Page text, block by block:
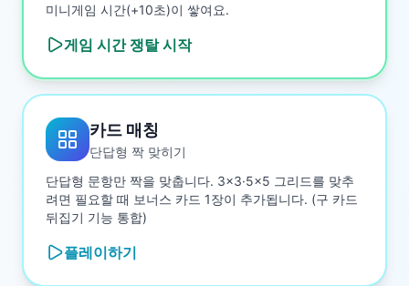
미니게임 시간(+10초)이 쌓여요.
게임 시간 쟁탈시작
카드 매칭
단답형 짝 맞히기
단답형 문항만 짝을 맞춥니다. 3×3·5×5 그리드를 맞추
려면 필요할 때 보너스 카드 1장이 추가됩니다. (구 카드
뒤집기 기능 통합)
플레이하기